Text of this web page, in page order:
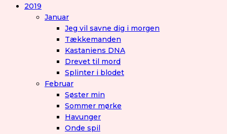
2019
Januar
Jeg vil savne dig i morgen
Tækkemanden
Kastaniens DNA
Drevet til mord
Splinter i blodet
Februar
Søster min
Sommer mørke
Havunger
Onde spil